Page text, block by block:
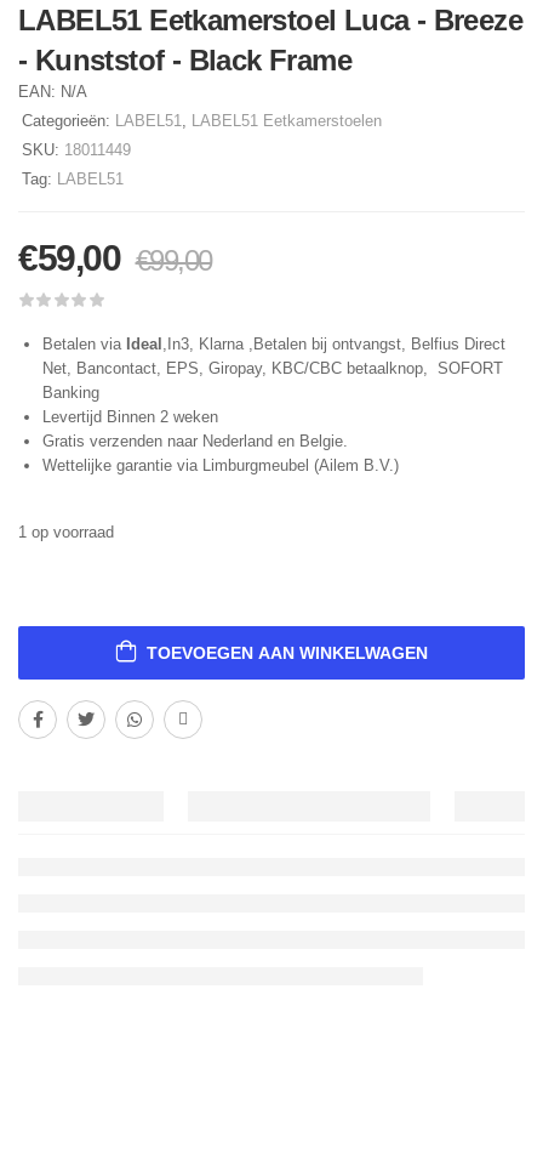
LABEL51 Eetkamerstoel Luca - Breeze
- Kunststof - Black Frame
EAN: N/A
Categorieën: LABEL51, LABEL51 Eetkamerstoelen
SKU: 18011449
Tag: LABEL51
€59,00 €99,00
Betalen via Ideal ,In3, Klarna ,Betalen bij ontvangst, Belfius Direct
Net, Bancontact, EPS, Giropay, KBC/CBC betaalknop, SOFORT
Banking
Levertijd Binnen 2 weken
Gratis verzenden naar Nederland en Belgie.
Wettelijke garantie via Limburgmeubel (Ailem B.V.)
1 op voorraad
TOEVOEGEN AAN WINKELWAGEN